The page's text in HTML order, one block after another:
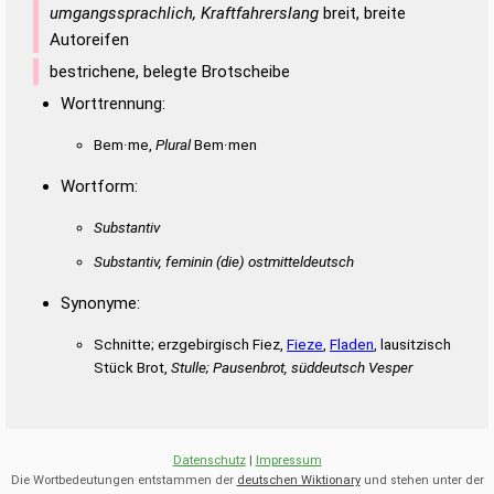
Duden – Richtiges und gutes
Duden – Die deutsche Grammatik
umgangssprachlich, Kraftfahrerslang breit, breite
Autoreifen
bestrichene, belegte Brotscheibe
Worttrennung:
Bem·me, PluralBem·men
Wortform:
Substantiv
Substantiv, feminin(die) ostmitteldeutsch
Synonyme:
Schnitte; erzgebirgisch Fiez, Fieze Fladen , lausitzisch
Stück Brot, Stulle; Pausenbrot, süddeutsch Vesper
Datenschutz| Impressum
Die Wortbedeutungen entstammen der deutschen Wiktionaryund stehen unter der